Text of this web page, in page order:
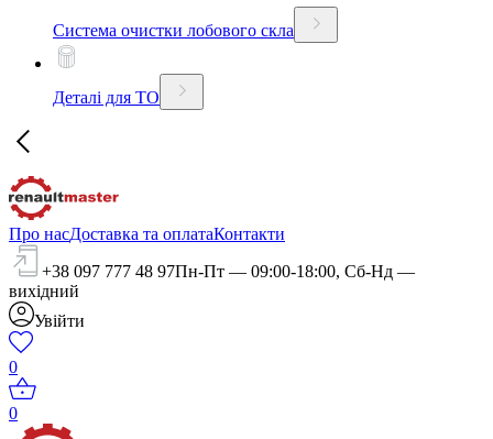
Система очистки лобового скла
Деталі для ТО
Про насДоставка та оплатаКонтакти
+38 097 777 48 97Пн-Пт — 09:00-18:00, Сб-Нд —
вихідний
Увійти
0
0